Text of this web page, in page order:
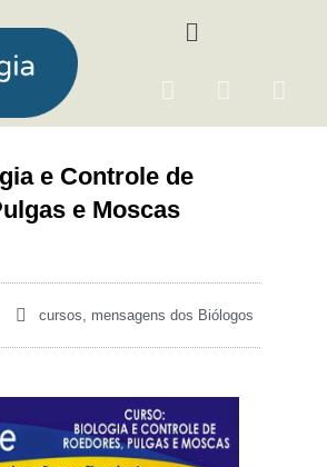
Menu
F
e
b
o
I
m
Y
e Controle de
e Moscas
cursos, mensagens dos Biólogos